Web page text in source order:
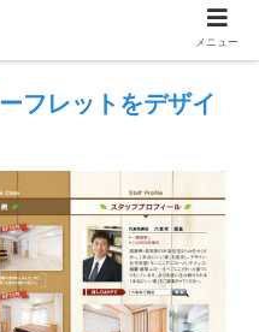
フレットをデザイ
メニュー